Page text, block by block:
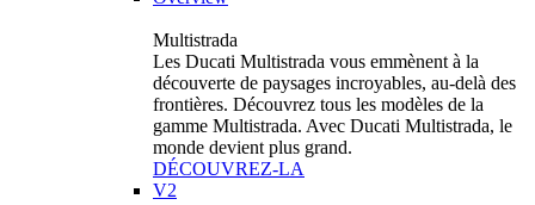
Multistrada
Les Ducati Multistrada vous emmènent à la
découverte de paysages incroyables, au-delà des
frontières. Découvrez tous les modèles de la
gamme Multistrada. Avec Ducati Multistrada, le
monde devient plus grand.
DÉCOUVREZ-LA
V2